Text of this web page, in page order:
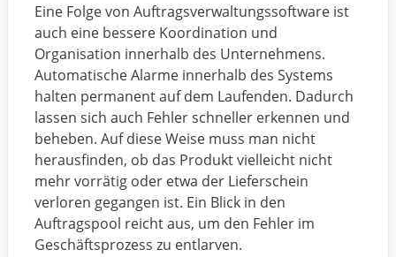
Eine Folge von Auftragsverwaltungssoftware ist
auch eine bessere Koordination und
Organisation innerhalb des Unternehmens.
Automatische Alarme innerhalb des Systems
halten permanent auf dem Laufenden. Dadurch
lassen sich auch Fehler schneller erkennen und
beheben. Auf diese Weise muss man nicht
herausfinden, ob das Produkt vielleicht nicht
mehr vorrätig oder etwa der Lieferschein
verloren gegangen ist. Ein Blick in den
Auftragspool reicht aus, um den Fehler im
Geschäftsprozess zu entlarven.